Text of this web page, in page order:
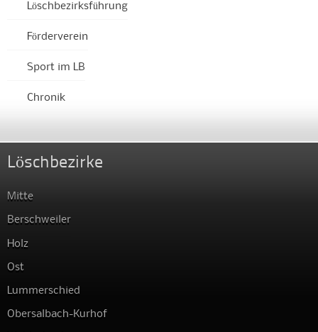
Löschbezirksführung
Förderverein
Sport im LB
Chronik
Löschbezirke
Mitte
Berschweiler
Holz
Ost
Lummerschied
Obersalbach-Kurhof